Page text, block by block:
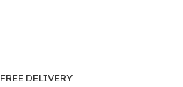
FREE DELIVERY